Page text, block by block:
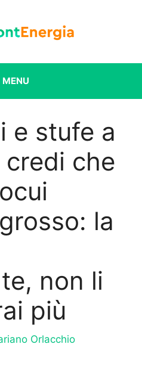
MENU
e stufe a
che
la
non li
più
Orlacchio